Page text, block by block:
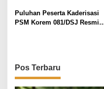
Krisik
Puluhan Peserta Kaderisasi
PSM Korem 081/DSJ Resmi
Pos Terbaru